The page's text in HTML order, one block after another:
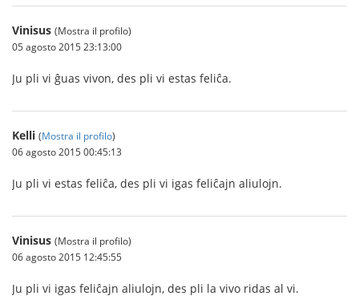
Vinisus (Mostra il profilo)
05 agosto 2015 23:13:00
Ju pli vi ĝuas vivon, des pli vi estas feliĉa.
Kelli (Mostra il profilo)
06 agosto 2015 00:45:13
Ju pli vi estas feliĉa, des pli vi igas feliĉajn aliulojn.
Vinisus (Mostra il profilo)
06 agosto 2015 12:45:55
Ju pli vi igas feliĉajn aliulojn, des pli la vivo ridas al vi.